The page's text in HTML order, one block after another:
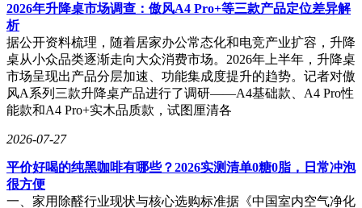
2026年升降桌市场调查：傲风A4 Pro+等三款产品定位差异解
析
据公开资料梳理，随着居家办公常态化和电竞产业扩容，升降
桌从小众品类逐渐走向大众消费市场。2026年上半年，升降桌
市场呈现出产品分层加速、功能集成度提升的趋势。记者对傲
风A系列三款升降桌产品进行了调研——A4基础款、A4 Pro性
能款和A4 Pro+实木品质款，试图厘清各
2026-07-27
平价好喝的纯黑咖啡有哪些？2026实测清单0糖0脂，日常冲泡
很方便
一、家用除醛行业现状与核心选购标准据《中国室内空气净化